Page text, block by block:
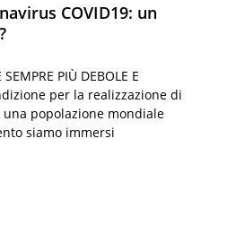
COVID19: un
PIÙ DEBOLE E
per la realizzazione di
popolazione mondiale
siamo immersi